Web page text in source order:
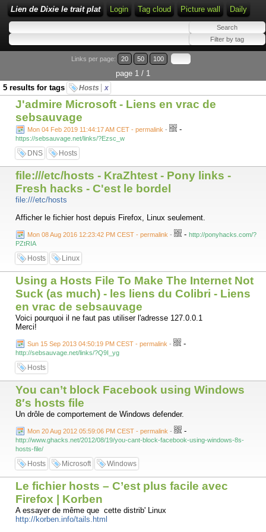
Lien de Dixie le trait plat Login Tag cloud Picture wall Daily
Links per page: 20 50 100
page 1 / 1
5 results for tags
Hosts x
J'admire Microsoft - Liens en vrac de
sebsauvage
Mon 04 Feb 2019 11:44:17 AM CET - permalink - -
https://sebsauvage.net/links/?Ezsc_w
DNS Hosts
file:///etc/hosts - KraZhtest - Pony links -
Fresh hacks - C'est le bordel
file:///etc/hosts
Afficher le fichier host depuis Firefox, Linux seulement.
Mon 08 Aug 2016 12:23:42 PM CEST - permalink - - http://ponyhacks.com/?
PZtRIA
Hosts Linux
Using a Hosts File To Make The Internet Not
Suck (as much) - les liens du Colibri - Liens
en vrac de sebsauvage
Voici pourquoi il ne faut pas utiliser l'adresse 127.0.0.1
Merci!
Sun 15 Sep 2013 04:50:19 PM CEST - permalink - -
http://sebsauvage.net/links/?Q9I_yg
Hosts
You can’t block Facebook using Windows
8′s hosts file
Un drôle de comportement de Windows defender.
Mon 20 Aug 2012 05:59:06 PM CEST - permalink - -
http://www.ghacks.net/2012/08/19/you-cant-block-facebook-using-windows-8s-
hosts-file/
Hosts Microsoft Windows
Le fichier hosts – C’est plus facile avec
Firefox | Korben
A essayer de même que cette distrib' Linux
http://korben.info/tails.html